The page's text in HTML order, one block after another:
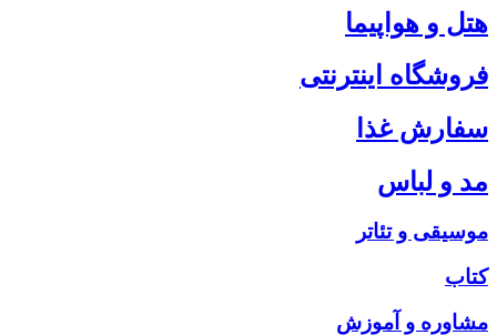
هتل و هواپیما
فروشگاه اینترنتی
سفارش غذا
مد و لباس
موسیقی و تئاتر
کتاب
مشاوره و آموزش